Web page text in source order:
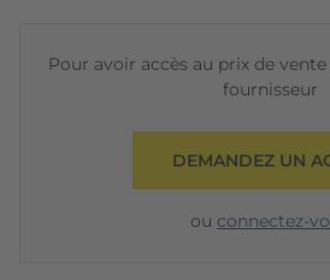
Pour avoir accès au prix de
fournisseur
DEMANDEZ UN
ou connectez-